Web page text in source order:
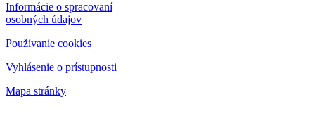
Informácie o spracovaní
osobných údajov
Používanie cookies
Vyhlásenie o prístupnosti
Mapa stránky